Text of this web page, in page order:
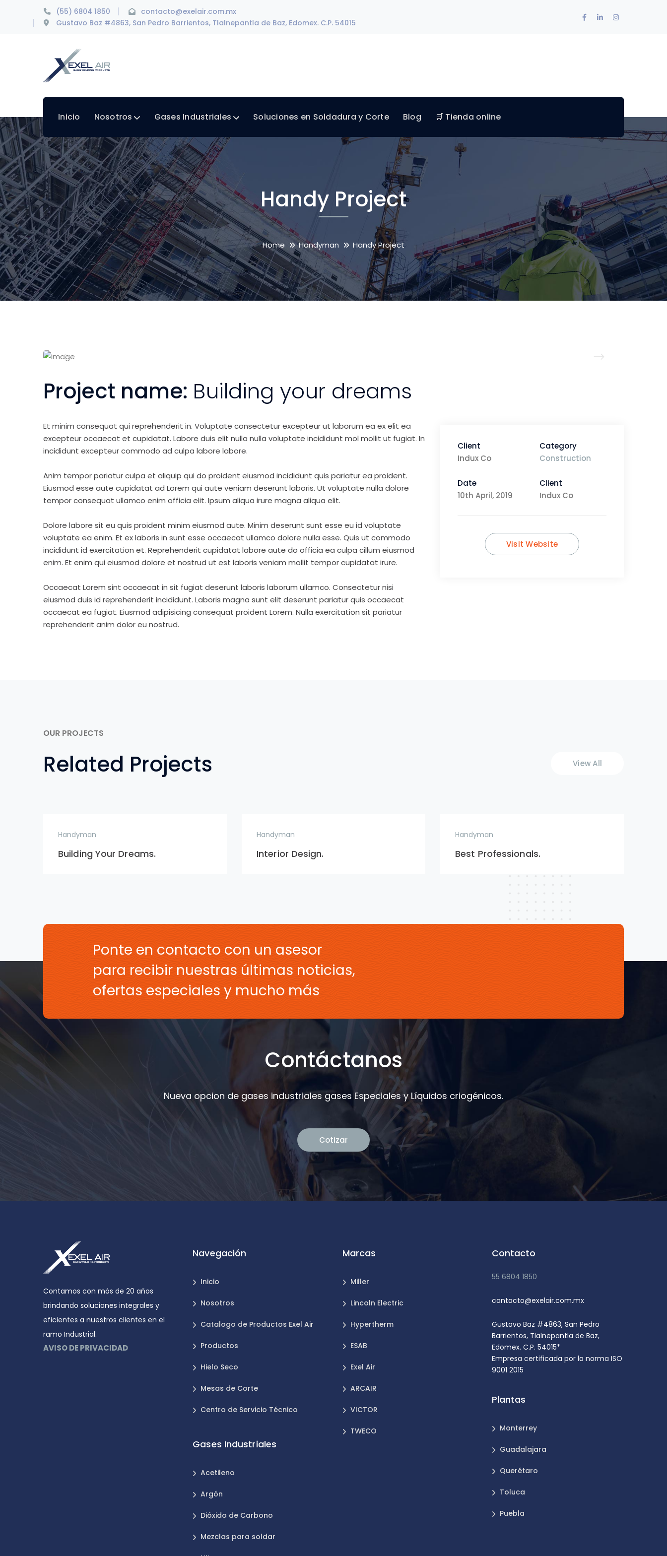
(55) 6804 1850
contacto@exelair.com.mx
Gustavo Baz #4863, San Pedro Barrientos, Tlalnepantla de Baz, Edomex. C.P. 54015
Facebook
LinkedInInstagram
Inicio Nosotros Gases Industriales Soluciones en Soldadura y Corte Blog 🛒 Tienda online
Handy Project
Home Handyman Handy Project
Project name: Building your dreams
Et minim consequat qui reprehenderit in. Voluptate consectetur excepteur ut laborum ea ex elit ea
excepteur occaecat et cupidatat. Labore duis elit nulla nulla voluptate incididunt mol mollit ut fugiat. In
incididunt excepteur commodo ad culpa labore labore.
Anim tempor pariatur culpa et aliquip qui do proident eiusmod incididunt quis pariatur ea proident.
Eiusmod esse aute cupidatat ad Lorem qui aute veniam deserunt laboris. Ut voluptate nulla dolore
tempor consequat ullamco enim officia elit. Ipsum aliqua irure magna aliqua elit.
Dolore labore sit eu quis proident minim eiusmod aute. Minim deserunt sunt esse eu id voluptate
voluptate ea enim. Et ex laboris in sunt esse occaecat ullamco dolore nulla esse. Quis ut commodo
incididunt id exercitation et. Reprehenderit cupidatat labore aute do officia ea culpa cillum eiusmod
enim. Et enim qui eiusmod dolore et nostrud ut est laboris veniam mollit tempor cupidatat irure.
Occaecat Lorem sint occaecat in sit fugiat deserunt laboris laborum ullamco. Consectetur nisi
eiusmod duis id reprehenderit incididunt. Laboris magna sunt elit deserunt pariatur quis occaecat
occaecat ea fugiat. Eiusmod adipisicing consequat proident Lorem. Nulla exercitation sit pariatur
reprehenderit anim dolor eu nostrud.
Client
Indux Co
Category
Construction
Date
10th April, 2019
Client
Indux Co
Visit Website
OUR PROJECTS
Related Projects View All
Handyman
Building Your Dreams.
Handyman
Interior Design.
Handyman
Best Professionals.
Ponte en contacto con un asesor
para recibir nuestras últimas noticias,
ofertas especiales y mucho más
Contáctanos
Nueva opcion de gases industriales gases Especiales y Líquidos criogénicos.
Cotizar
Contamos con más de 20 años
brindando soluciones integrales y
eficientes a nuestros clientes en el
ramo Industrial.
AVISO DE PRIVACIDAD
Navegación
Inicio
Nosotros
Catalogo de Productos Exel Air
Productos
Hielo Seco
Mesas de Corte
Centro de Servicio Técnico
Gases Industriales
Acetileno
Argón
Dióxido de Carbono
Mezclas para soldar
Marcas
Miller
Lincoln Electric
Hypertherm
ESAB
Exel Air
ARCAIR
VICTOR
TWECO
Contacto
55 6804 1850
contacto@exelair.com.mx
Gustavo Baz #4863, San Pedro
Barrientos, Tlalnepantla de Baz,
Edomex. C.P. 54015*
Empresa certificada por la norma ISO
9001 2015
Plantas
Monterrey
Guadalajara
Querétaro
Toluca
Puebla